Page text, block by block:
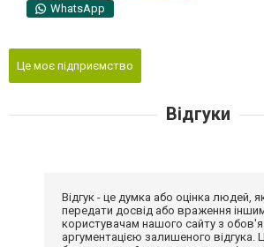
WhatsApp
Це моє підприємство
Відгуки
Відгук - це думка або оцінка людей,
передати досвід або враження
користувачам нашого сайту з
аргументацією залишеного